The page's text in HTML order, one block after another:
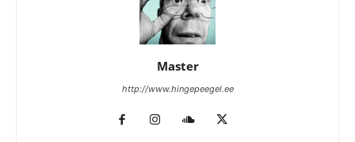
Master
http://www.hingepeegel.ee